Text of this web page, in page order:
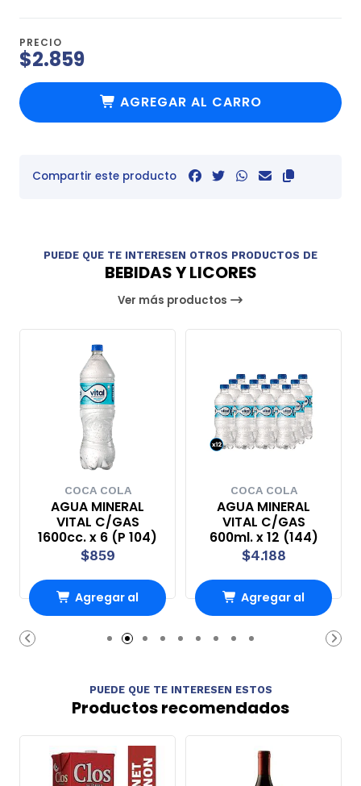
PRECIO
$2.859
AGREGAR AL CARRO
Compartir este producto
PUEDE QUE TE INTERESEN OTROS PRODUCTOS DE
BEBIDAS Y LICORES
Ver más productos
COCA COLA
AGUA MINERAL
VITAL C/GAS
1600cc. x 6 (P 104)
$859
Agregar al
Carro
COCA COLA
AGUA MINERAL
VITAL C/GAS
600ml. x 12 (144)
$4.188
Agregar al
Carro
PUEDE QUE TE INTERESEN ESTOS
Productos recomendados